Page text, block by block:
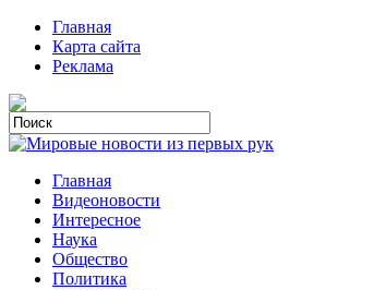
Главная
Карта сайта
Реклама
Главная
Видеоновости
Интересное
Наука
Общество
Политика